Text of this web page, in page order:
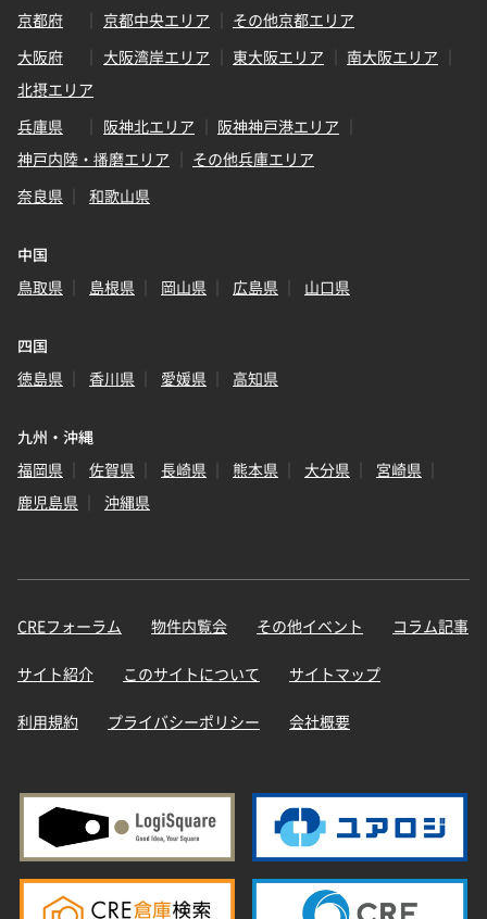
京都府
京都中央エリア
その他京都エリア
大阪府
大阪湾岸エリア 東大阪エリア
南大阪エリア
北摂エリア
兵庫県
阪神北エリア
阪神神戸港エリア
神戸内陸・播磨エリア
その他兵庫エリア
奈良県
和歌山県
中国
鳥取県
島根県 岡山県 広島県 山口県
四国
徳島県
香川県 愛媛県 高知県
九州・沖縄
福岡県
佐賀県 長崎県 熊本県 大分県
宮崎県
鹿児島県
沖縄県
CREフォーラム 物件内覧会 その他イベント コラム記事
サイト紹介 このサイトについて サイトマップ
利用規約 プライバシーポリシー 会社概要